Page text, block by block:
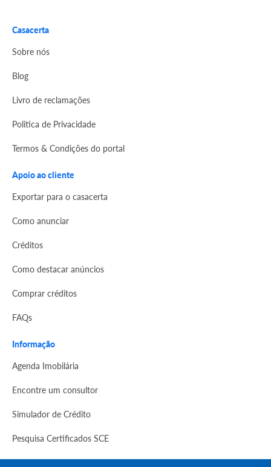
Casacerta
Sobre nós
Blog
Livro de reclamações
Politica de Privacidade
Termos & Condições do portal
Apoio ao cliente
Exportar para o casacerta
Como anunciar
Créditos
Como destacar anúncios
Comprar créditos
FAQs
Informação
Agenda Imobilária
Encontre um consultor
Simulador de Crédito
Pesquisa Certificados SCE